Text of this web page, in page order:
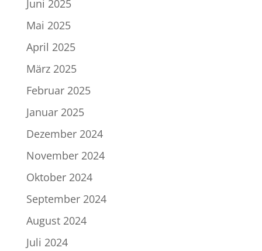
Juni 2025
Mai 2025
April 2025
März 2025
Februar 2025
Januar 2025
Dezember 2024
November 2024
Oktober 2024
September 2024
August 2024
Juli 2024